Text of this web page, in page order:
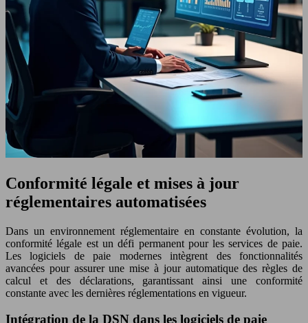
Conformité légale et mises à jour
réglementaires automatisées
Dans un environnement réglementaire en constante évolution, la
conformité légale est un défi permanent pour les services de paie.
Les logiciels de paie modernes intègrent des fonctionnalités
avancées pour assurer une mise à jour automatique des règles de
calcul et des déclarations, garantissant ainsi une conformité
constante avec les dernières réglementations en vigueur.
Intégration de la DSN dans les logiciels de paie